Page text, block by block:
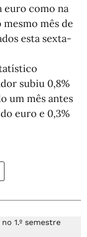
euro como na
mesmo mês de
esta sexta-
subiu 0,8%
um mês antes
euro e 0,3%